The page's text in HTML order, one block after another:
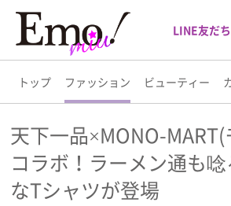
LINE友だ
トップ ファッション ビューティー
トップ
ファッション
天下一品×MONO-
コラボ！ラーメン通も
なTシャツが登場